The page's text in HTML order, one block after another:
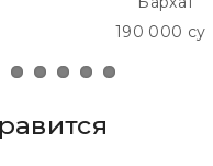
190 000 сум